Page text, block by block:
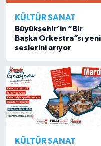
KÜLTÜR SANAT
Büyükşehir’in “Bir
Başka Orkestra”sı yeni
seslerini arıyor
KÜLTÜR SANAT